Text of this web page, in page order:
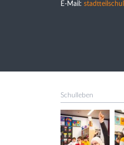
E-Mail:
Schulleben